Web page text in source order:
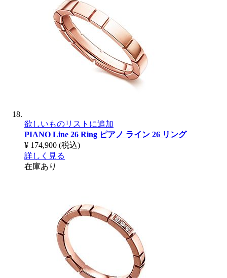
欲しいものリストに追加
PIANO Line 26 Ring ピアノ ライン 26 リング
¥ 174,900 (税込)
詳しく見る
在庫あり